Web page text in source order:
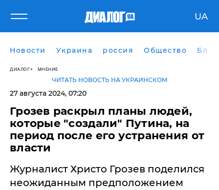
UA
Новости Украина россия Общество
ДИАЛОГ МНЕНИЕ
ЧИТАТЬ НОВОСТЬ НА УКРАИНСКОМ
27 августа 2024, 07:20
Грозев раскрыл планы людей,
которые "создали" Путина, на
период после его устранения от
власти
Журналист Христо Грозев поделился
неожиданным предположением